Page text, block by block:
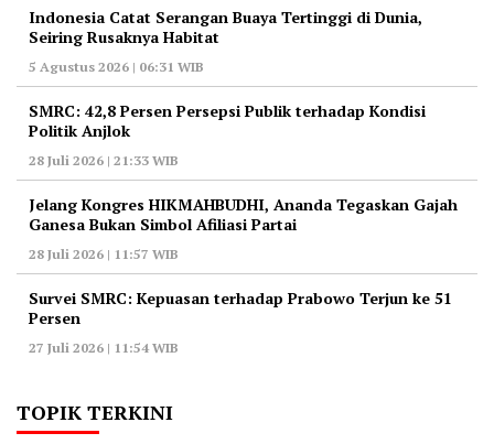
Indonesia Catat Serangan Buaya Tertinggi di Dunia,
Seiring Rusaknya Habitat
5 Agustus 2026 | 06:31 WIB
‎SMRC: 42,8 Persen Persepsi Publik terhadap Kondisi
Politik Anjlok
28 Juli 2026 | 21:33 WIB
‎Jelang Kongres HIKMAHBUDHI, Ananda Tegaskan Gajah
Ganesa Bukan Simbol Afiliasi Partai
28 Juli 2026 | 11:57 WIB
‎Survei SMRC: Kepuasan terhadap Prabowo Terjun ke 51
Persen
27 Juli 2026 | 11:54 WIB
TOPIK TERKINI